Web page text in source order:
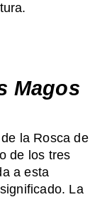
Magos
la Rosca de
de los tres
a esta
La